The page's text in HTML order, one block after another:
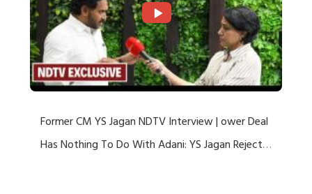
Former CM YS Jagan NDTV Interview | ower Deal
Has Nothing To Do With Adani: YS Jagan Rejects